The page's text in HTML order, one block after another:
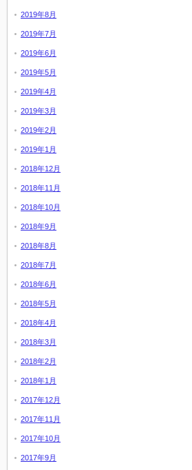
2019年8月
2019年7月
2019年6月
2019年5月
2019年4月
2019年3月
2019年2月
2019年1月
2018年12月
2018年11月
2018年10月
2018年9月
2018年8月
2018年7月
2018年6月
2018年5月
2018年4月
2018年3月
2018年2月
2018年1月
2017年12月
2017年11月
2017年10月
2017年9月